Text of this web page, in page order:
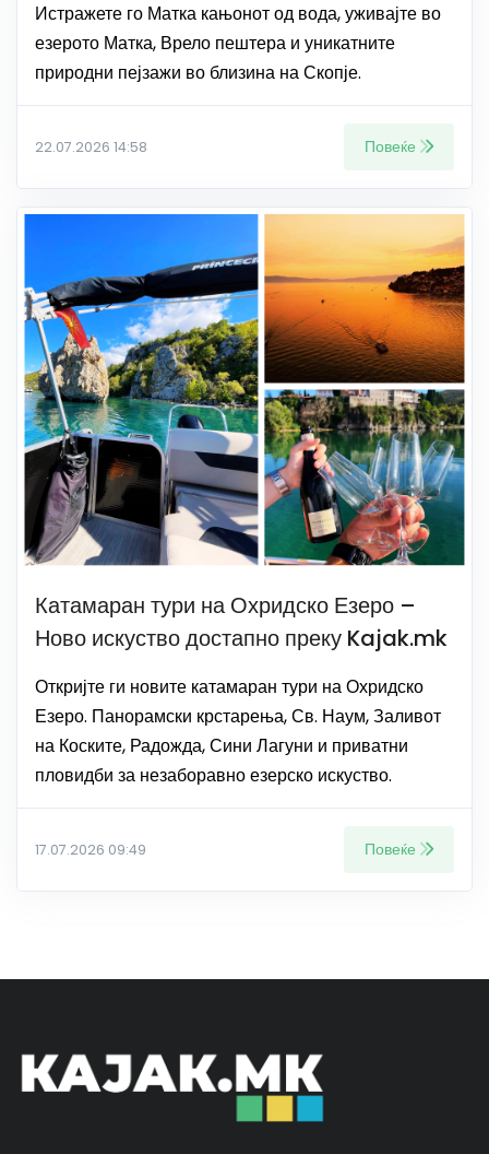
Истражете го Матка кањонот од вода, уживајте во
езерото Матка, Врело пештера и уникатните
природни пејзажи во близина на Скопје.
22.07.2026 14:58 Повеќе
Катамаран тури на Охридско Езеро –
Ново искуство достапно преку Kajak.mk
Откријте ги новите катамаран тури на Охридско
Езеро. Панорамски крстарења, Св. Наум, Заливот
на Коските, Радожда, Сини Лагуни и приватни
пловидби за незаборавно езерско искуство.
17.07.2026 09:49 Повеќе